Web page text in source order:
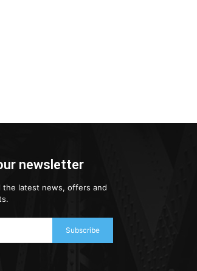
newsletter
the latest news, offers and
Subscribe